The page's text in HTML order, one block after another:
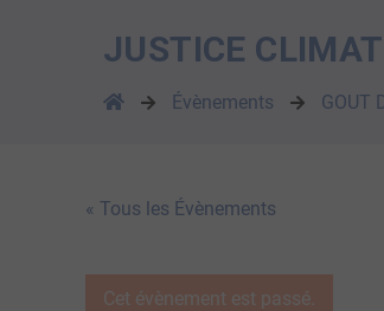
JUSTICE
Évènements GOUT
« Tous les Évènements
Cet évènement est passé.